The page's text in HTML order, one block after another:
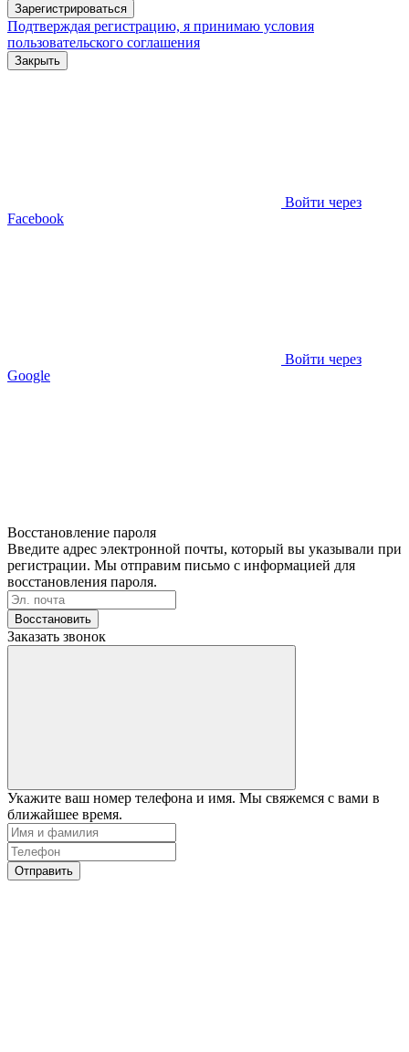
Зарегистрироваться
Подтверждая регистрацию, я принимаю условия
пользовательского соглашения
Закрыть
Войти через
Facebook
Войти через
Google
Восстановление пароля
Введите адрес электронной почты, который вы указывали при
регистрации. Мы отправим письмо с информацией для
восстановления пароля.
Восстановить
Заказать звонок
Укажите ваш номер телефона и имя. Мы свяжемся с вами в
ближайшее время.
Отправить